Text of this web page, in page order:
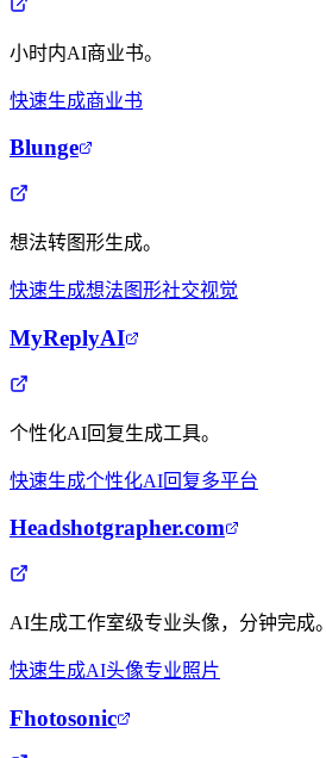
小时内AI商业书。
快速生成商业书
Blunge
想法转图形生成。
快速生成想法图形社交视觉
MyReplyAI
个性化AI回复生成工具。
快速生成个性化AI回复多平台
Headshotgrapher.com
AI生成工作室级专业头像，分钟完成。
快速生成AI头像专业照片
Fhotosonic